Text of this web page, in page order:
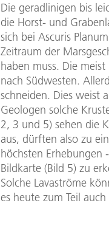
Die geradlinigen bis
die Horst- und
sich bei Ascuris
Zeitraum der
haben muss. Die
nach Südwesten.
schneiden. Dies weist
Geologen solche
2, 3 und 5) sehen die
aus, dürften also zu
höchsten Erhebungen
Bildkarte (Bild 5) zu
Solche Lavaströme
es heute zum Teil